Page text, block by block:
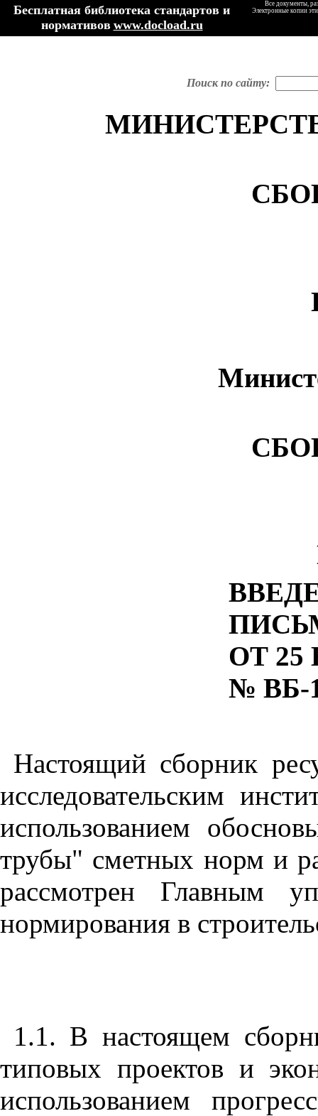
Бесплатная библиотека стандартов и
нормативов www.docload.ru
Все документы,
Электронные копии
Поиск по сайту:
ОТ 25
№ ВБ-
Настоящий сборник
исследовательским
использованием
трубы" сметных норм и
рассмотрен Главным
нормирования в
1.1. В настоящем
типовых проектов и
использованием